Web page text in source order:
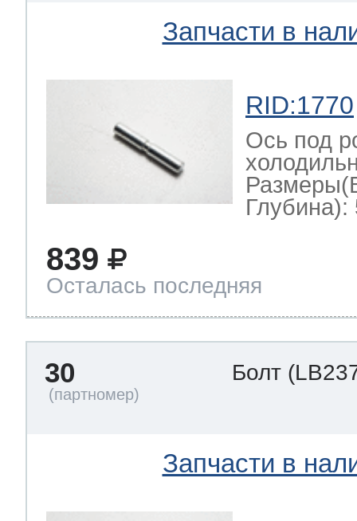
Запчасти в
RID:1770
Ось под
Глубина):
839
Осталась последняя
30 Болт
Запчасти в